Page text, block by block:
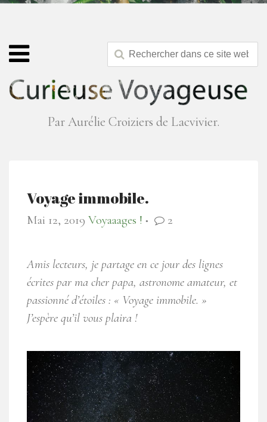
Par Aurélie Croiziers de Lacvivier.
Voyage immobile.
Mai 12, 2019 Voyaaages ! ● 2
Amis lecteurs, je partage en ce jour des lignes
écrites par ma cher papa, astronome amateur, et
passionné d’étoiles : « Voyage immobile. »
J’espère qu’il vous plaira !